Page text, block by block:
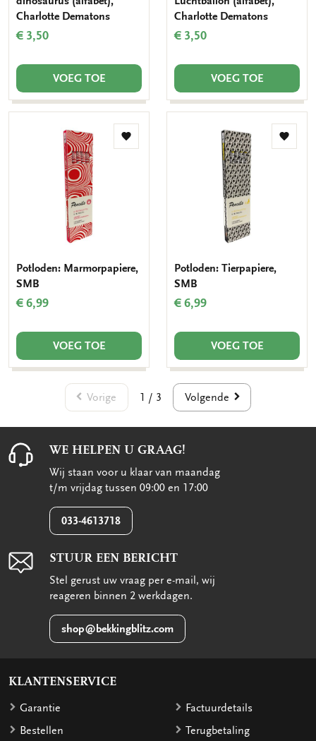
Charlotte Dematons
€ 3,50
VOEG TOE
Charlotte Dematons
€ 3,50
VOEG TOE
Toevoegen
Potloden: Marmorpapiere,
SMB
€ 6,99
VOEG TOE
Potloden: Tierpapiere,
SMB
€ 6,99
VOEG TOE
Vorige 1 / 3 Volgende
WE HELPEN U GRAAG!
Wij staan voor u klaar van maandag
t/m vrijdag tussen 09:00 en 17:00
033-4613718
STUUR EEN BERICHT
Stel gerust uw vraag per e-mail, wij
reageren binnen 2 werkdagen.
shop@bekkingblitz.com
KLANTENSERVICE
Garantie
Bestellen
Factuurdetails
Terugbetaling